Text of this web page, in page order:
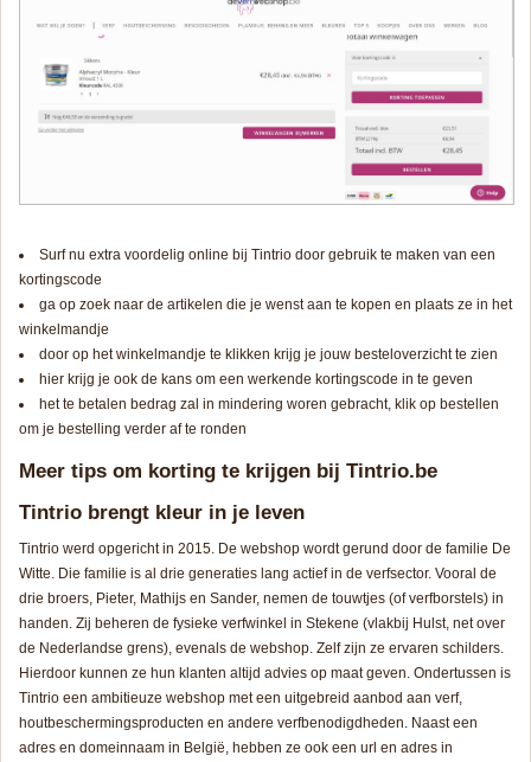
Surf nu extra voordelig online bij Tintrio door gebruik te maken van een
kortingscode
ga op zoek naar de artikelen die je wenst aan te kopen en plaats ze in het
winkelmandje
door op het winkelmandje te klikken krijg je jouw besteloverzicht te zien
hier krijg je ook de kans om een werkende kortingscode in te geven
het te betalen bedrag zal in mindering woren gebracht, klik op bestellen
om je bestelling verder af te ronden
Meer tips om korting te krijgen bij Tintrio.be
Tintrio brengt kleur in je leven
Tintrio werd opgericht in 2015. De webshop wordt gerund door de familie De
Witte. Die familie is al drie generaties lang actief in de verfsector. Vooral de
drie broers, Pieter, Mathijs en Sander, nemen de touwtjes (of verfborstels) in
handen. Zij beheren de fysieke verfwinkel in Stekene (vlakbij Hulst, net over
de Nederlandse grens), evenals de webshop. Zelf zijn ze ervaren schilders.
Hierdoor kunnen ze hun klanten altijd advies op maat geven. Ondertussen is
Tintrio een ambitieuze webshop met een uitgebreid aanbod aan verf,
houtbeschermingsproducten en andere verfbenodigdheden. Naast een
adres en domeinnaam in België, hebben ze ook een url en adres in